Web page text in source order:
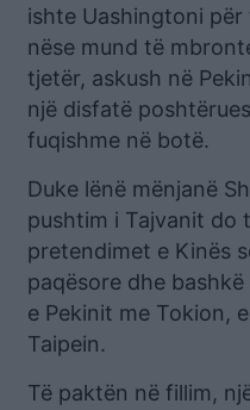
ishte Uashingtoni
nëse mund të
tjetër, askush në
një disfatë
fuqishme në botë.
Duke lënë mënjanë
pushtim i Tajvanit do
pretendimet e Kinës
paqësore dhe
e Pekinit me Tokion,
Taipein.
Të paktën në fillim,